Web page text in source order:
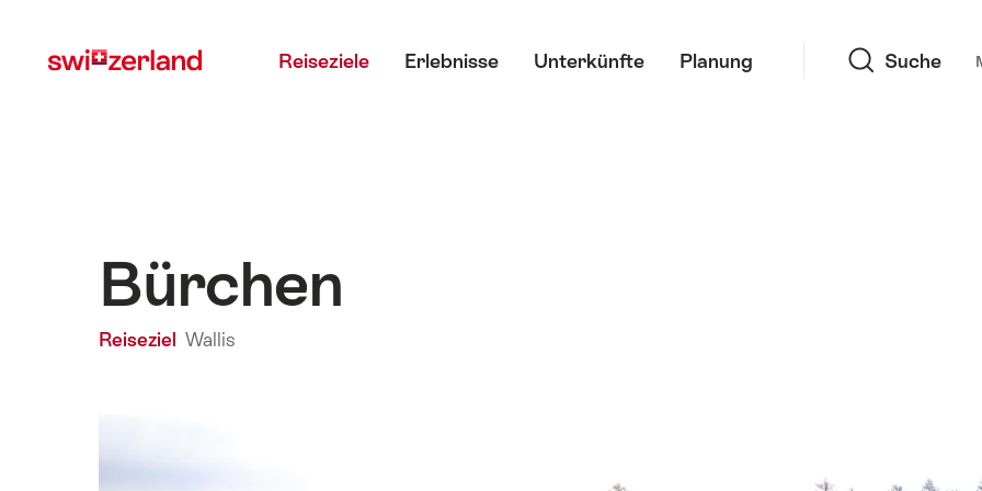
myswitzerland.com
Reiseziele Erlebnisse Unterkünfte Planung Suche
Bürchen
Reiseziel Wallis